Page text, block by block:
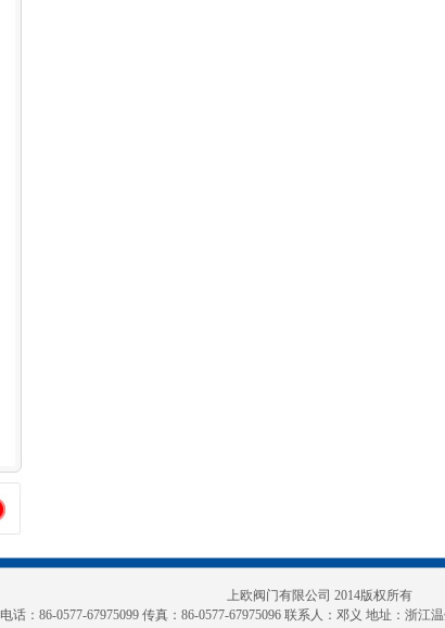
上欧阀门有限公司 2014版权所有
电话：86-0577-67975099 传真：86-0577-67975096 联系人： 邓义 地址：浙江